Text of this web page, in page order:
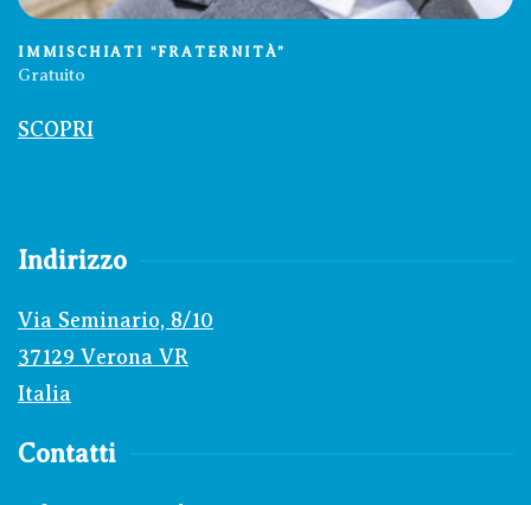
IMMISCHIATI “FRATERNITÀ”
Gratuito
SCOPRI
Indirizzo
Via Seminario, 8/10
37129 Verona VR
Italia
Contatti